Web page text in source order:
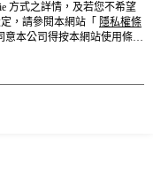
方式之詳情，及若您不希望
，請參閱本網站「 隱私權條
意本公司得按本網站使用條款